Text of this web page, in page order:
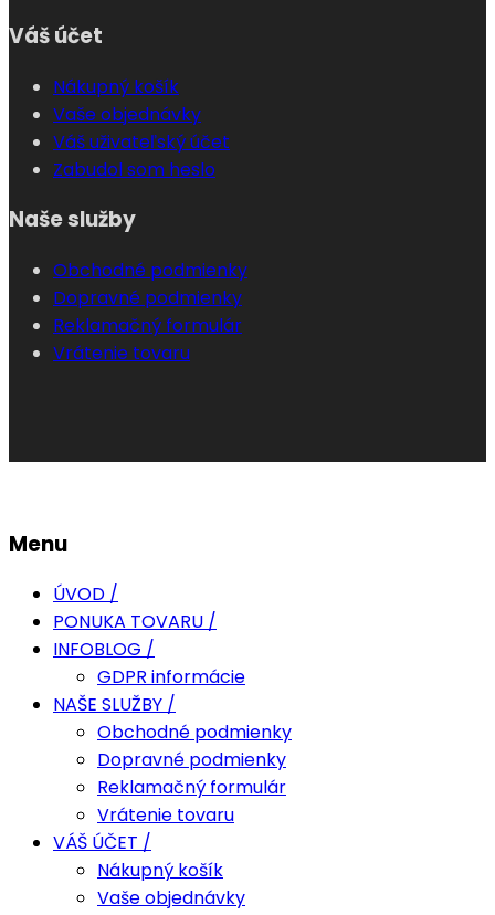
Váš účet
Nákupný košík
Vaše objednávky
Váš uživateľský účet
Zabudol som heslo
Naše služby
Obchodné podmienky
Dopravné podmienky
Reklamačný formulár
Vrátenie tovaru
Menu
ÚVOD /
PONUKA TOVARU /
INFOBLOG /
GDPR informácie
NAŠE SLUŽBY /
Obchodné podmienky
Dopravné podmienky
Reklamačný formulár
Vrátenie tovaru
VÁŠ ÚČET /
Nákupný košík
Vaše objednávky